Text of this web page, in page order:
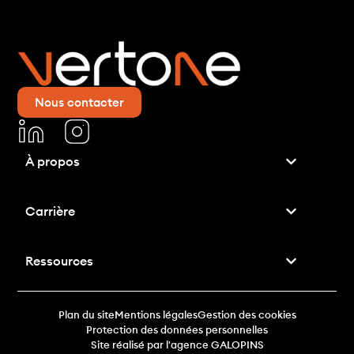
Nous contacter
À propos
Carrière
Ressources
Plan du siteMentions légalesGestion des cookies
Protection des données personnelles
Site réalisé par l'agence GALOPINS